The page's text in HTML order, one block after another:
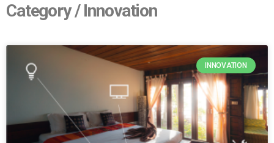
Category / Innovation
INNOVATION